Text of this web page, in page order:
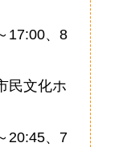
17:00、8
民文化ホ
20:45、7